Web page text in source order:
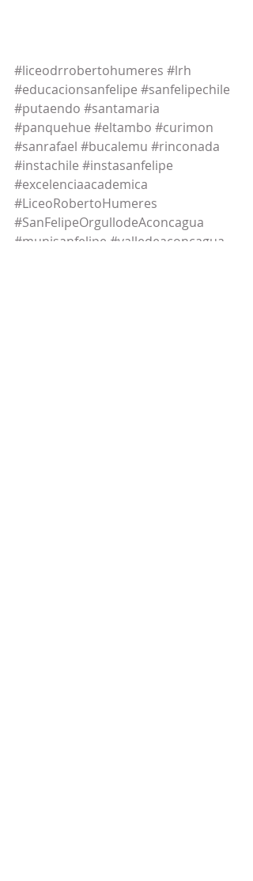
#liceodrrobertohumeres #lrh
#educacionsanfelipe #sanfelipechile
#putaendo #santamaria
#panquehue #eltambo #curimon
#sanrafael #bucalemu #rinconada
#instachile #instasanfelipe
#excelenciaacademica
#LiceoRobertoHumeres
#SanFelipeOrgullodeAconcagua
#munisanfelipe #valledeaconcagua